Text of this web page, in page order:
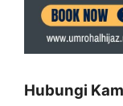
Hubungi